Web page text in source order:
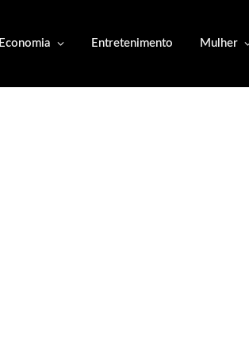
Economia Entretenimento Mulher